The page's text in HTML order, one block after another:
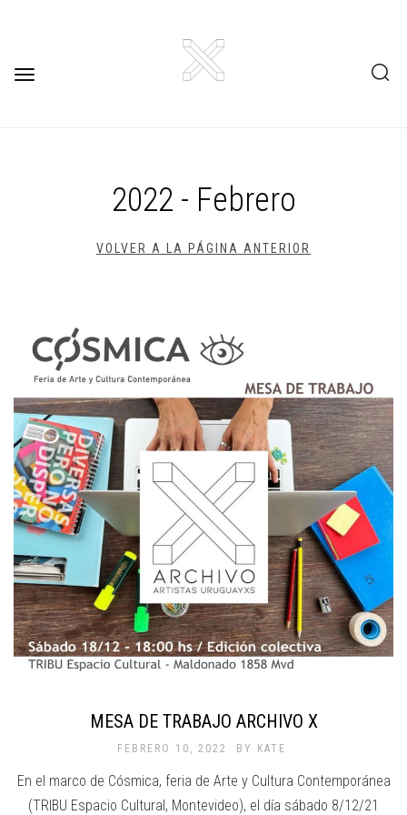
Toggle
2022 - Febrero
VOLVER A LA PÁGINA ANTERIOR
MESA DE TRABAJO ARCHIVO X
FEBRERO 10, 2022 BY KATE
En el marco de Cósmica, feria de Arte y Cultura Contemporánea
(TRIBU Espacio Cultural, Montevideo), el día sábado 8/12/21